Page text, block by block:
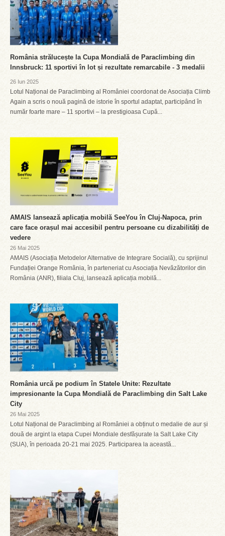
România strălucește la Cupa Mondială de Paraclimbing din
Innsbruck: 11 sportivi în lot și rezultate remarcabile - 3 medalii
26 Iun 2025
Lotul Național de Paraclimbing al României coordonat de Asociația Climb
Again a scris o nouă pagină de istorie în sportul adaptat, participând în
număr foarte mare – 11 sportivi – la prestigioasa Cupă...
AMAIS lansează aplicația mobilă SeeYou în Cluj-Napoca, prin
care face orașul mai accesibil pentru persoane cu dizabilități de
vedere
26 Mai 2025
AMAIS (Asociația Metodelor Alternative de Integrare Socială), cu sprijinul
Fundației Orange România, în parteneriat cu Asociația Nevăzătorilor din
România (ANR), filiala Cluj, lansează aplicația mobilă...
România urcă pe podium în Statele Unite: Rezultate
impresionante la Cupa Mondială de Paraclimbing din Salt Lake
City
26 Mai 2025
Lotul Național de Paraclimbing al României a obținut o medalie de aur și
două de argint la etapa Cupei Mondiale desfășurate la Salt Lake City
(SUA), în perioada 20-21 mai 2025. Participarea la această...